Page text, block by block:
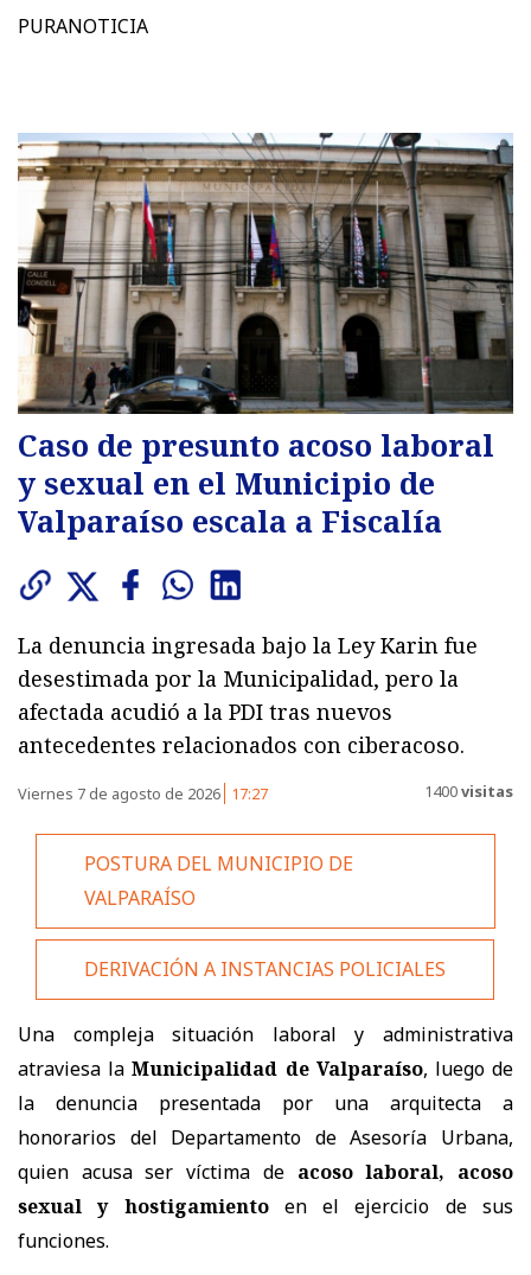
PURANOTICIA
Caso de presunto acoso laboral
y sexual en el Municipio de
Valparaíso escala a Fiscalía
La denuncia ingresada bajo la Ley Karin fue
desestimada por la Municipalidad, pero la
afectada acudió a la PDI tras nuevos
antecedentes relacionados con ciberacoso.
Viernes 7 de agosto de 2026 17:27 1400visitas
POSTURA DEL MUNICIPIO DE
VALPARAÍSO
DERIVACIÓN A INSTANCIAS POLICIALES
Una compleja situación laboral y administrativa
atraviesa laMunicipalidad de Valparaíso, luego de
la denuncia presentada por una arquitecta a
honorarios del Departamento de Asesoría Urbana,
quien acusa ser víctima de acoso laboral, acoso
sexual y hostigamientoen el ejercicio de sus
funciones.